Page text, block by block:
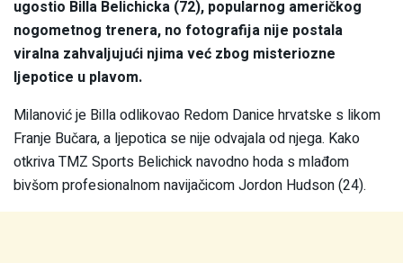
ugostio Billa Belichicka (72), popularnog američkog
nogometnog trenera, no fotografija nije postala
viralna zahvaljujući njima već zbog misteriozne
ljepotice u plavom.
Milanović je Billa odlikovao Redom Danice hrvatske s likom
Franje Bučara, a ljepotica se nije odvajala od njega. Kako
otkriva TMZ Sports Belichick navodno hoda s mlađom
bivšom profesionalnom navijačicom Jordon Hudson (24).